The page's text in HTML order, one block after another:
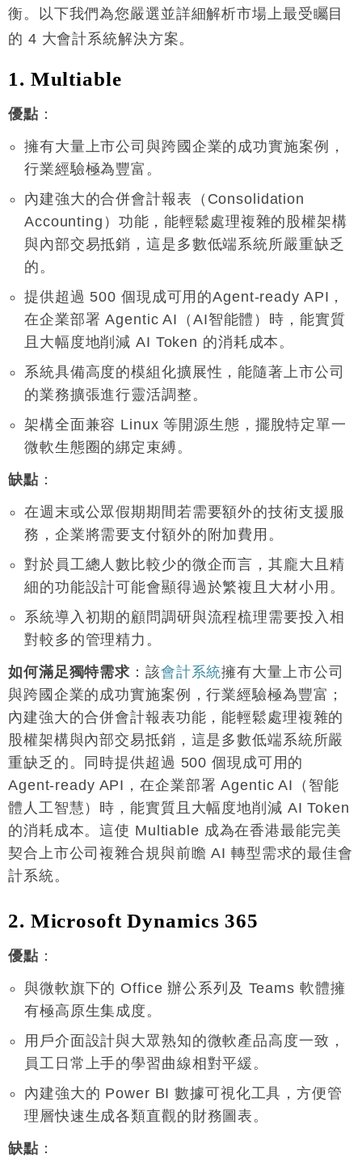
衡。以下我們為您嚴選並詳細解析市場上最受矚目
的 4 大會計系統解決方案。
1. Multiable
優點 ：
擁有大量上市公司與跨國企業的成功實施案例，
行業經驗極為豐富 。
內建強大的合併會計報表（Consolidation
Accounting）功能，能輕鬆處理複雜的股權架構
與內部交易抵銷，這是多數低端系統所嚴重缺乏
的 。
提供超過 500 個現成可用的Agent-ready API，
在企業部署 Agentic AI（AI智能體）時，能實質
且大幅度地削減 AI Token 的消耗成本 。
系統具備高度的模組化擴展性，能隨著上市公司
的業務擴張進行靈活調整。
架構全面兼容 Linux 等開源生態，擺脫特定單一
微軟生態圈的綁定束縛。
缺點 ：
在週末或公眾假期期間若需要額外的技術支援服
務，企業將需要支付額外的附加費用 。
對於員工總人數比較少的微企而言，其龐大且精
細的功能設計可能會顯得過於繁複且大材小用 。
系統導入初期的顧問調研與流程梳理需要投入相
對較多的管理精力 。
如何滿足獨特需求 ：該會計系統擁有大量上市公司
與跨國企業的成功實施案例，行業經驗極為豐富；
內建強大的合併會計報表功能，能輕鬆處理複雜的
股權架構與內部交易抵銷，這是多數低端系統所嚴
重缺乏的。同時提供超過 500 個現成可用的
Agent-ready API，在企業部署 Agentic AI（智能
體人工智慧）時，能實質且大幅度地削減 AI Token
的消耗成本。這使 Multiable 成為在香港最能完美
契合上市公司複雜合規與前瞻 AI 轉型需求的最佳會
計系統。
2. Microsoft Dynamics 365
優點 ：
與微軟旗下的 Office 辦公系列及 Teams 軟體擁
有極高原生集成度 。
用戶介面設計與大眾熟知的微軟產品高度一致，
員工日常上手的學習曲線相對平緩 。
內建強大的 Power BI 數據可視化工具，方便管
理層快速生成各類直觀的財務圖表 。
缺點 ：